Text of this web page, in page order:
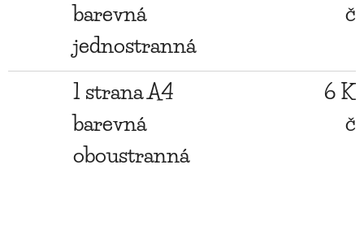
barevná
jednostranná
č
1 strana A4
barevná
oboustranná
6 K
č